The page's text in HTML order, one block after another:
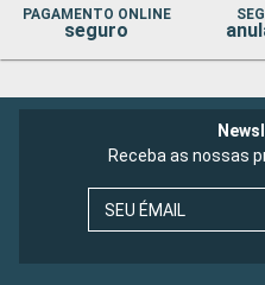
PAGAMENTO ONLINE
seguro
Receba as nossas
SEU ÉMAIL